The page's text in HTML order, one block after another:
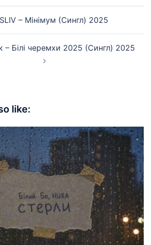
– Мінімум (Сингл) 2025
– Білі черемхи 2025 (Сингл) 2025
like: